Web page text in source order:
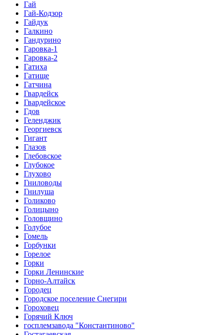
Гай
Гай-Кодзор
Гайдук
Галкино
Гандурино
Гаровка-1
Гаровка-2
Гатиха
Гатище
Гатчина
Гвардейск
Гвардейское
Гдов
Геленджик
Георгиевск
Гигант
Глазов
Глебовское
Глубокое
Глухово
Гниловоды
Гнилуша
Голиково
Голицыно
Головщино
Голубое
Гомель
Горбунки
Горелое
Горки
Горки Ленинские
Горно-Алтайск
Городец
Городское поселение Снегири
Гороховец
Горячий Ключ
госплемзавода "Константиново"